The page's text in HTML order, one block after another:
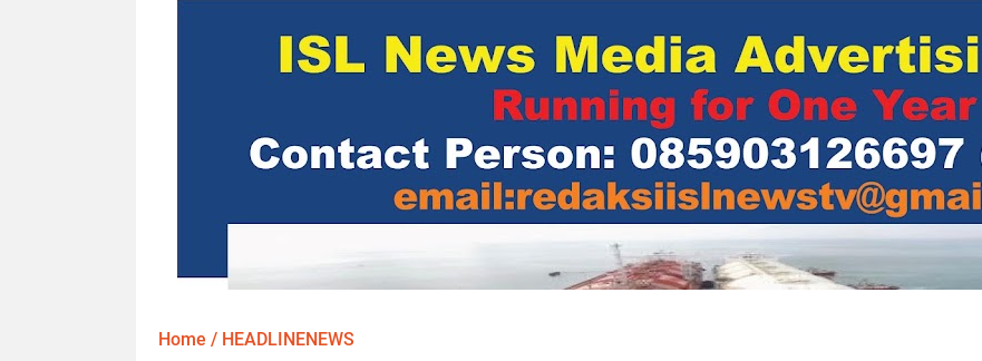
Home / HEADLINENEWS